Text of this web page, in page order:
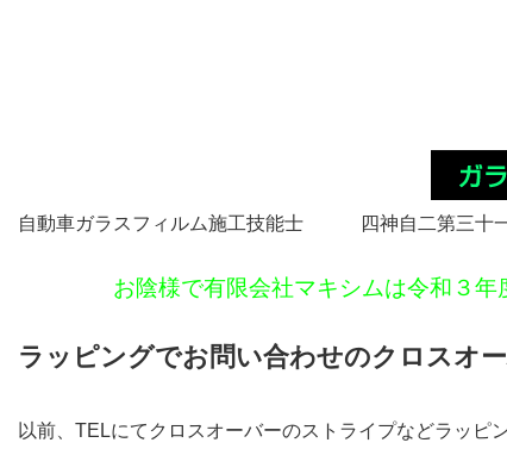
自動車ガラスフィルム施工技能士 四神自二第三十
お陰様で有限会社マキシムは令和３
ラッピングでお問い合わせのクロスオ
以前、TELにてクロスオーバーのストライプなどラッピ